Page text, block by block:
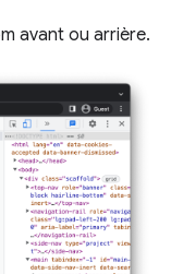
avant ou arrière.